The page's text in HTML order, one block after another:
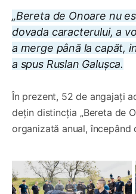
„Bereta de Onoare nu
dovada caracterului, a
a merge până la capăt,
a spus Ruslan Galușca.
În prezent, 52 de angajați
dețin distincția „Bereta de
organizată anual, începând